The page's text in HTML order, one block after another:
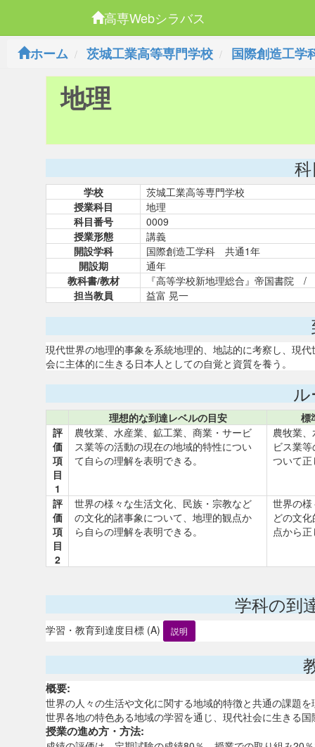
高専Webシラバス
ホーム
茨城工業高等専門学校 国際創造工
地理
学校
茨城工業高等専門学校
授業科目
地理
科目番号
0009
授業形態
講義
開設学科
国際創造工学科 共通1年
開設期
通年
教科書/教材
『高等学校新地理総合』帝国書院
担当教員
益富 晃一
現代世界の地理的事象を系統地理的、地誌的に考察し、現
会に主体的に生きる日本人としての自覚と資質を養う。
理想的な到達レベルの目安
標
評
価
項
目
1
農牧業、水産業、鉱工業、商業・サービ
ス業等の活動の現在の地域的特性につい
て自らの理解を表明できる。
農牧業
ビス業
ついて
評
価
項
目
2
世界の様々な生活文化、民族・宗教など
の文化的諸事象について、地理的観点か
ら自らの理解を表明できる。
世界の
どの文
点から
学科の到
学習・教育到達度目標 (A) 説明
概要:
世界の人々の生活や文化に関する地域的特徴と共通の課題
世界各地の特色ある地域の学習を通じ、現代社会に生きる
授業の進め方・方法: